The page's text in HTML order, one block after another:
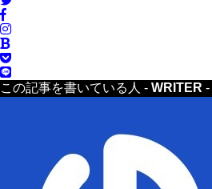
この記事を書いている人 - WRITER -